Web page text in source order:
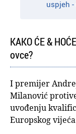
uspjeh
KAKO ĆE &
ovce?
I premijer
Milanović
uvođenju
Europskog